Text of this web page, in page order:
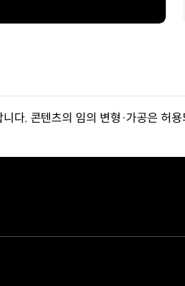
다. 콘텐츠의 임의 변형·가공은 허